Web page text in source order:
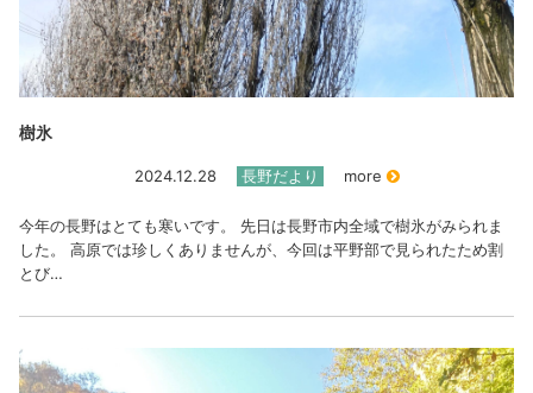
樹氷
2024.12.28 長野だより more
今年の長野はとても寒いです。 先日は長野市内全域で樹氷がみられま
した。 高原では珍しくありませんが、今回は平野部で見られたため割
とび…